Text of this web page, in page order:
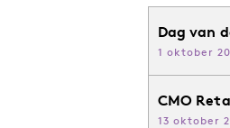
Dag van
1 oktober
CMO
13 oktober